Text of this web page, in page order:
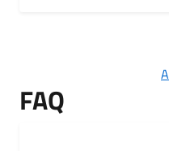
FAQ